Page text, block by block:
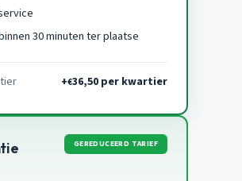
30 minuten ter plaatse
+€36,50 per kwartier
GEREDUCEERD TARIEF